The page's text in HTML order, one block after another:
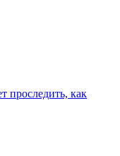
проследить, как